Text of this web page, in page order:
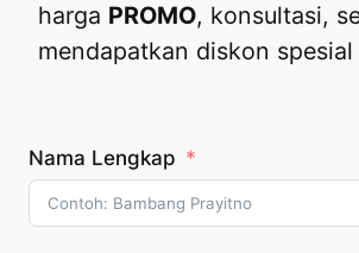
harga PROMO, konsultasi,
mendapatkan diskon
Nama Lengkap